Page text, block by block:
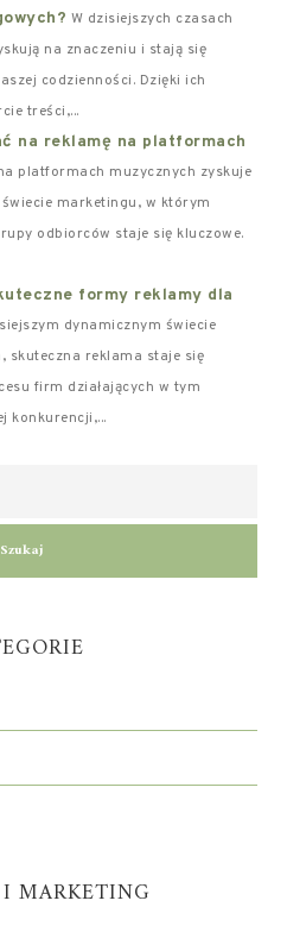
W dzisiejszych czasach
na znaczeniu i stają się
codzienności. Dzięki ich
treści,...
na reklamę na platformach
platformach muzycznych zyskuje
marketingu, w którym
odbiorców staje się kluczowe.
formy reklamy dla
dynamicznym świecie
skuteczna reklama staje się
firm działających w tym
konkurencji,...
MARKETING